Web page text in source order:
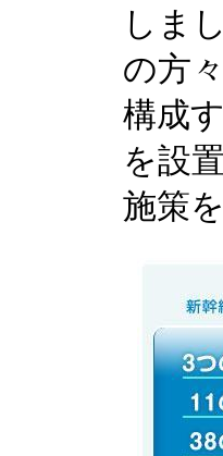
しま
の方
構成
を設
施策